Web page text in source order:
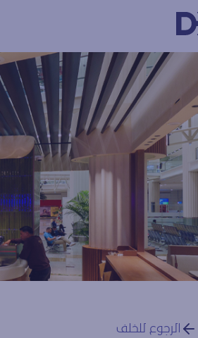
الرجوع للخلف